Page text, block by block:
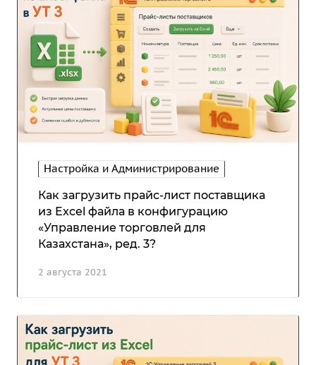
Настройка и Администрирование
2 августа 2021
Как загрузить прайс-лист поставщика
из Excel файла в конфигурацию
«Управление торговлей для
Казахстана», ред. 3?